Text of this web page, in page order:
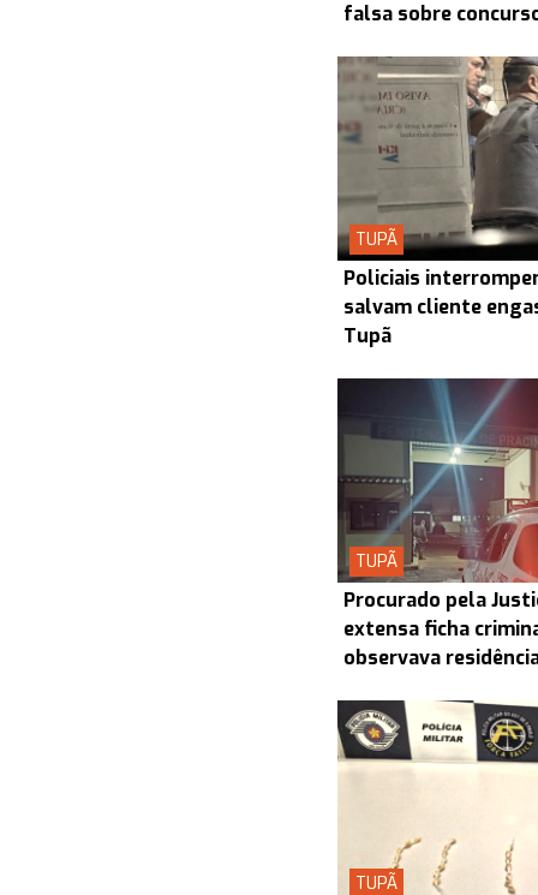
falsa sobre
TUPÃ
Policiais
salvam cliente
Tupã
TUPÃ
Procurado pela
extensa ficha
observava
TUPÃ